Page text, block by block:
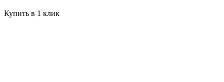
Купить в 1 клик